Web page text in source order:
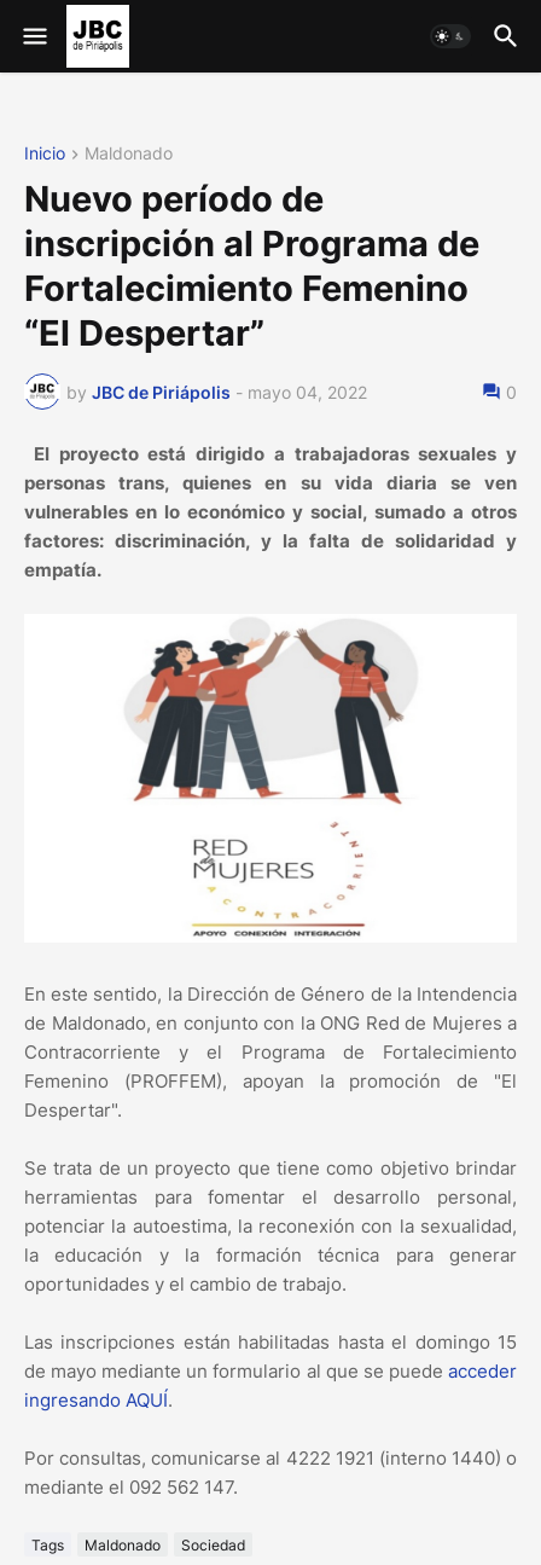
Inicio Maldonado
Nuevo período de
inscripción al Programa de
Fortalecimiento Femenino
“El Despertar”
by JBC de Piriápolis - mayo 04, 2022 0
El proyecto está dirigido a trabajadoras sexuales y
personas trans, quienes en su vida diaria se ven
vulnerables en lo económico y social, sumado a otros
factores: discriminación, y la falta de solidaridad y
empatía.
En este sentido, la Dirección de Género de la Intendencia
de Maldonado, en conjunto con la ONG Red de Mujeres a
Contracorriente y el Programa de Fortalecimiento
Femenino (PROFFEM), apoyan la promoción de "El
Despertar".
Se trata de un proyecto que tiene como objetivo brindar
herramientas para fomentar el desarrollo personal,
potenciar la autoestima, la reconexión con la sexualidad,
la educación y la formación técnica para generar
oportunidades y el cambio de trabajo.
Las inscripciones están habilitadas hasta el domingo 15
de mayo mediante un formulario al que se puede acceder
ingresando AQUÍ.
Por consultas, comunicarse al 4222 1921 (interno 1440) o
mediante el 092 562 147.
Tags Maldonado Sociedad